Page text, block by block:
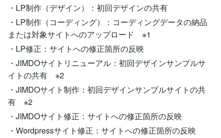
・LP制作（デザイン）：初回デザインの共有
・LP制作（コーディング）：コーディングデータの納品
または対象サイトへのアップロード ※1
・LP修正：サイトへの修正箇所の反映
・JIMDOサイトリニューアル：初回デザインサンプルサ
イトの共有 ※2
・JIMDOサイト制作：初回デザインサンプルサイトの共
有 ※2
・JIMDOサイト修正：サイトへの修正箇所の反映
・Wordpressサイト修正：サイトへの修正箇所の反映